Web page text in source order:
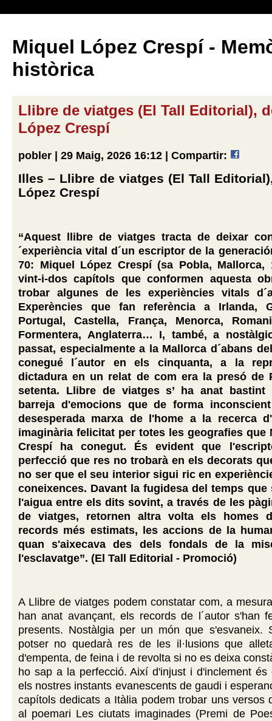
Miquel López Crespí -
històrica
Llibre de viatges (El Tall Editorial),
López Crespí
pobler | 29 Maig, 2026 16:12 | Compartir:
Illes – Llibre de viatges (El Tall
López Crespí
“Aquest llibre de viatges tracta de deixar
´experiència vital d´un escriptor de la
70: Miquel López Crespí (sa Pobla, Mallorca,
vint-i-dos capítols que conformen aquesta
trobar algunes de les experiències vitals
Experències que fan referència a Irlanda,
Portugal, Castella, França, Menorca,
Formentera, Anglaterra… I, també, a
passat, especialmente a la Mallorca d´abans
conegué l´autor en els cinquanta, a la
dictadura en un relat de com era la presó de
setenta. Llibre de viatges s’ ha anat bastint
barreja d'emocions que de forma
desesperada marxa de l'home a la recerca
imaginària felicitat per totes les geografies que
Crespí ha conegut. És evident que
perfecció que res no trobarà en els decorats
no ser que el seu interior sigui ric en
coneixences. Davant la fugidesa del temps que
l'aigua entre els dits sovint, a través de les
de viatges, retornen altra volta els homes
records més estimats, les accions de la
quan s'aixecava des dels fondals de la
l'esclavatge”. (El Tall Editorial - Promoció)
A Llibre de viatges podem constatar com, a
han anat avançant, els records de l´autor s'han
presents. Nostàlgia per un món que s'esvaneix.
potser no quedarà res de les il·lusions que
d'empenta, de feina i de revolta si no es deixa
ho sap a la perfecció. Així d'injust i d'inclement és
els nostres instants evanescents de gaudi i
capítols dedicats a Itàlia podem trobar uns versos
al poemari Les ciutats imaginades (Premi de